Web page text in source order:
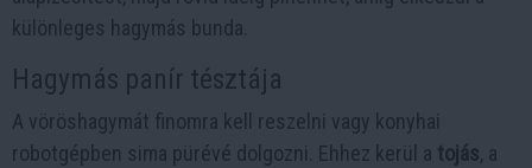
különleges hagymás bunda.
Hagymás panír tésztája
A vöröshagymát finomra kell reszelni vagy konyhai
robotgépben sima pürévé dolgozni. Ehhez kerül a tojás, a